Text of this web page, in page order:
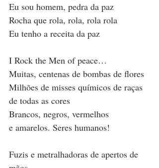
Eu sou homem, pedra da paz
Rocha que rola, rola, rola rola
Eu tenho a receita da paz
I Rock the Men of peace…
Muitas, centenas de bombas de flores
Milhões de misses químicos de raças
de todas as cores
Brancos, negros, vermelhos
e amarelos. Seres humanos!
Fuzis e metralhadoras de apertos de